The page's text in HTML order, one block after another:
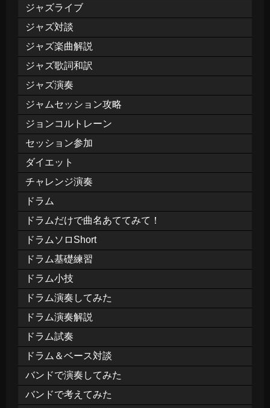
ジャズライブ
ジャズ対談
ジャズ楽曲解説
ジャズ歌詞和訳
ジャズ演奏
ジャムセッション攻略
ジョンコルトレーン
セッション参加
ダイエット
チャレンジ演奏
ドラム
ドラムだけで曲名あててみて！
ドラムソロShort
ドラム基礎練習
ドラム小技
ドラム演奏してみた
ドラム演奏解説
ドラム試奏
ドラム＆ベース対談
バンドで演奏してみた
バンドで考えてみた